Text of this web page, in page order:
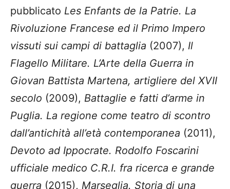
pubblicato Les Enfants de la Patrie. La
Rivoluzione Francese ed il Primo Impero
vissuti sui campi di battaglia (2007), Il
Flagello Militare. L’Arte della Guerra in
Giovan Battista Martena, artigliere del XVII
secolo (2009), Battaglie e fatti d’arme in
Puglia. La regione come teatro di scontro
dall’antichità all’età contemporanea (2011),
Devoto ad Ippocrate. Rodolfo Foscarini
ufficiale medico C.R.I. fra ricerca e grande
guerra (2015), Marseglia. Storia di una